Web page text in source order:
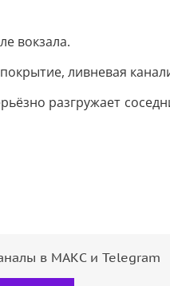
вокзала.
ливневая
разгружает
в МАКС и Telegram